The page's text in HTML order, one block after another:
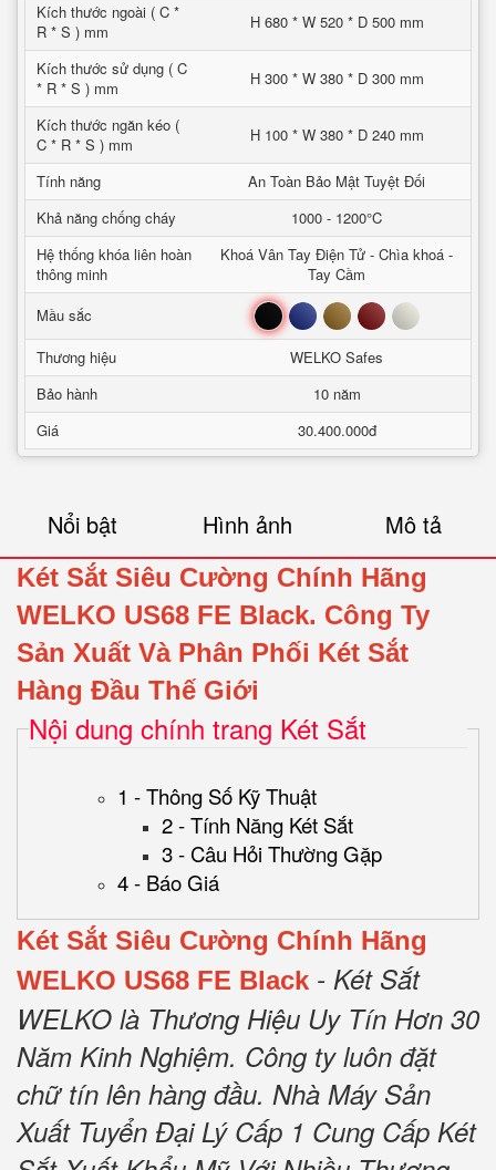
Kích thước ngoài ( C *
R * S ) mm
H 680 * W 520 * D 500 mm
Kích thước sử dụng ( C
* R * S ) mm
H 300 * W 380 * D 300 mm
Kích thước ngăn kéo (
C * R * S ) mm
H 100 * W 380 * D 240 mm
Tính năng
An Toàn Bảo Mật Tuyệt Đối
Khả năng chống cháy
1000 - 1200°C
Hệ thống khóa liên hoàn
thông minh
Khoá Vân Tay Điện Tử - Chìa khoá -
Tay Cầm
Mầu sắc
Đen Xanh Nâu Đỏ Trắng
Thương hiệu
WELKO Safes
Bảo hành
10 năm
Giá
30.400.000đ
Nổi bật Hình ảnh Mô tả
Két Sắt Siêu Cường Chính Hãng
WELKO US68 FE Black. Công Ty
Sản Xuất Và Phân Phối Két Sắt
Hàng Đầu Thế Giới
Nội dung chính trang Két Sắt
1 - Thông Số Kỹ Thuật
2 - Tính Năng Két Sắt
3 - Câu Hỏi Thường Gặp
4 - Báo Giá
Két Sắt Siêu Cường Chính Hãng
WELKO US68 FE Black - Két Sắt
WELKO là Thương Hiệu Uy Tín Hơn 30
Năm Kinh Nghiệm. Công ty luôn đặt
chữ tín lên hàng đầu. Nhà Máy Sản
Xuất Tuyển Đại Lý Cấp 1 Cung Cấp Két